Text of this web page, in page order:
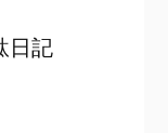
日記